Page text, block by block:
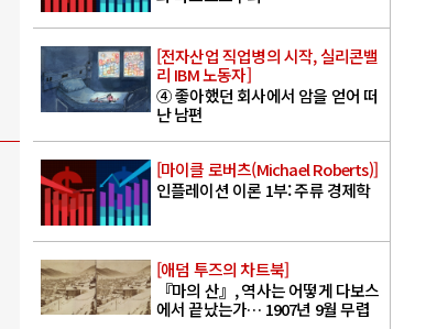
[전자산업 직업병의 시작, 실리콘밸
리 IBM 노동자]
④ 좋아했던 회사에서 암을 얻어 떠
난 남편
[마이클 로버츠(Michael Roberts)]
인플레이션 이론 1부: 주류 경제학
[애덤 투즈의 차트북]
『마의 산』, 역사는 어떻게 다보스
에서 끝났는가… 1907년 9월 무렵